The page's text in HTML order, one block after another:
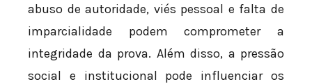
abuso de autoridade, viés pessoal e falta de
imparcialidade podem comprometer a
integridade da prova. Além disso, a pressão
social e institucional pode influenciar os